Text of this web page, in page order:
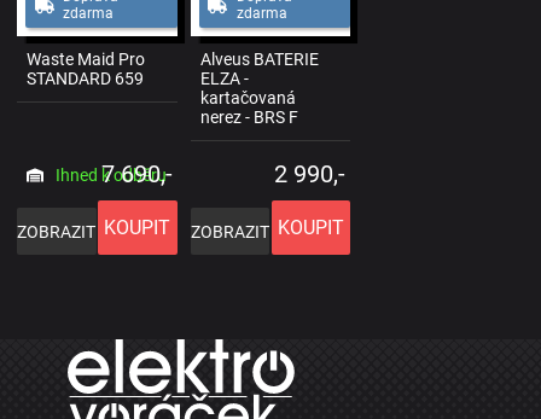
zdarma
Waste Maid Pro
STANDARD 659
Ihned k odběru
7 690,-
ZOBRAZIT KOUPIT
zdarma
Alveus BATERIE
ELZA -
kartačovaná
nerez - BRS F
2 990,-
ZOBRAZIT KOUPIT